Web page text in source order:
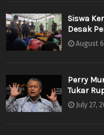
Siswa
Desak
August
Perry
Tukar
July 27,